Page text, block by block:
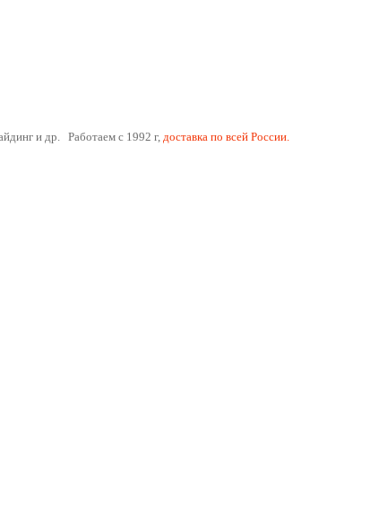
и др. Работаем с 1992 г, доставка по всей России.